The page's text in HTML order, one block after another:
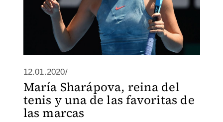
12.01.2020/
María Sharápova, reina del
tenis y una de las favoritas de
las marcas